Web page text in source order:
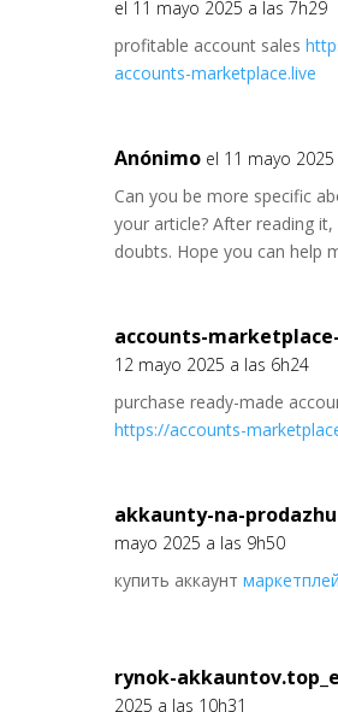
el 11 mayo 2025 a las 7h29
profitable account sales
accounts-marketplace.live
Anónimo el 11 mayo
Can you be more specific
your article? After reading
doubts. Hope you can help
accounts-
12 mayo 2025 a las 6h24
purchase ready-made
https://accounts-
akkaunty-na-
mayo 2025 a las 9h50
купить аккаунт
rynok-
2025 a las 10h31